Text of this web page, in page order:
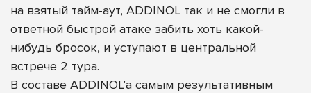
на взятый тайм-аут, ADDINOL так и не смогли в
ответной быстрой атаке забить хоть какой-
нибудь бросок, и уступают в центральной
встрече 2 тура.
В составе ADDINOL’а самым результативным